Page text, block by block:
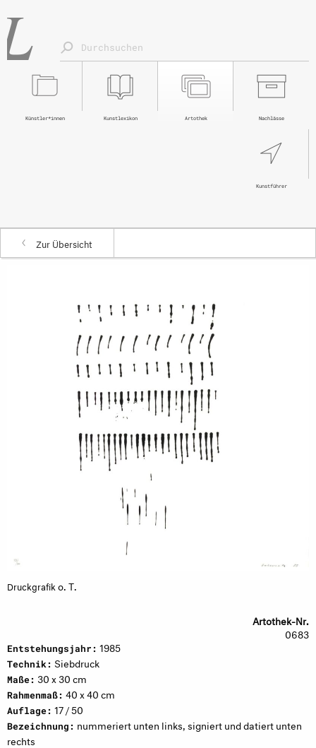
Nachlässe
Artothek
Kunstlexikon
Künstler*innen
Kunstführer
Zur Übersicht
Druckgrafik o. T.
Artothek-Nr.
0683
Entstehungsjahr: 1985
Technik: Siebdruck
Maße: 30 x 30 cm
Rahmenmaß: 40 x 40 cm
Auflage: 17 / 50
Bezeichnung: nummeriert unten links, signiert und datiert unten
rechts